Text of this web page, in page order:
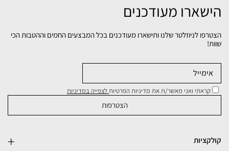
הישארו מעודכנים
הצטרפו לניוזלטר שלנו ותישארו מעודכנים בכל המבצעים החמים וההטבות הכי
שוות!
קראתי ואני מאשר/ת את מדיניות הפרטיותלצפייה במדיניות
קולקציות